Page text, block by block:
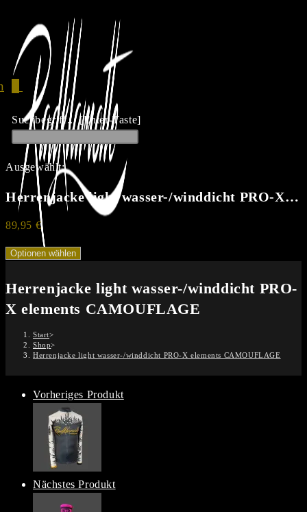
Inhalt
springen
Suchbegriff... [Enter-Taste]
Ausgewählt:
Herrenjacke light wasser-/winddicht PRO-X…
89,95 €
Optionen wählen
Herrenjacke light wasser-/winddicht PRO-
X elements CAMOUFLAGE
Start>
Shop>
Herrenjacke light wasser-/winddicht PRO-X elements CAMOUFLAGE
Vorheriges Produkt
Nächstes Produkt